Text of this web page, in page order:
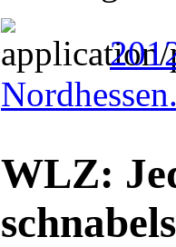
WLZ: